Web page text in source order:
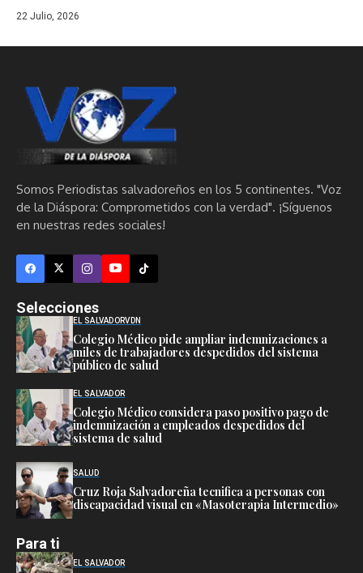
22 Julio, 2026
Somos Periodistas salvadoreños en los 5 continentes. "Voz
de la Diáspora: Comprometidos con la verdad". ¡Síguenos
en nuestras redes sociales!
Selecciones
EL SALVADORVDN
Colegio Médico pide ampliar indemnizaciones a
miles de trabajadores despedidos del sistema
público de salud
EL SALVADOR
Colegio Médico considera paso positivo pago de
indemnización a empleados despedidos del
sistema de salud
SALUD
Cruz Roja Salvadoreña tecnifica a personas con
discapacidad visual en «Masoterapia Intermedio»
Para ti
EL SALVADOR